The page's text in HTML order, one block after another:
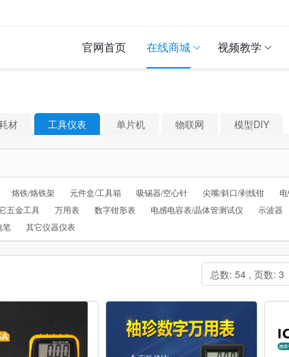
官网首页 在线商城 视频教学
材 工具仪表 单片机 物联网 模型DIY
烙铁/烙铁架 元件盒/工具箱 吸锡器/空心针 尖嘴/斜口/剥线钳
五金工具 万用表 数字钳形表 电感电容表/晶体管测试仪 示波器
笔 其它仪器仪表
总数: 54 , 页数: 3